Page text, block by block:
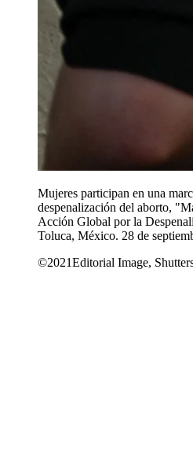
Mujeres participan en una
despenalización del aborto,
Acción Global por la
Toluca, México. 28 de
©2021Editorial Image,